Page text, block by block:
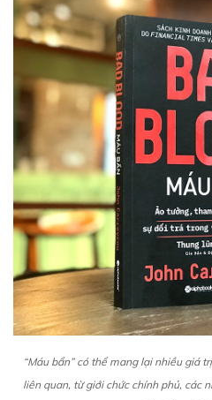
“Máu bẩn” có thể mang lại nhiều giá
liên quan, từ giới chức chính phủ, các